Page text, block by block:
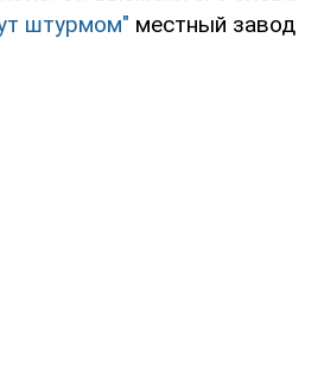
штурмом" местный завод